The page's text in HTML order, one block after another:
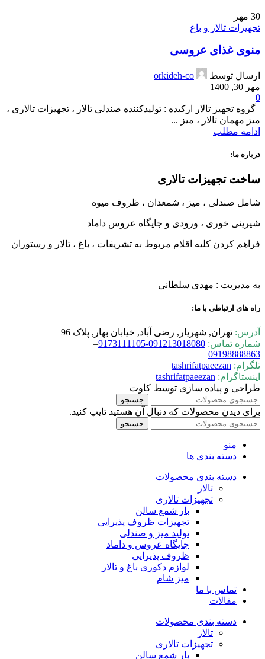
30 مهر
تجهیزات تالار و باغ
منوی غذای عروسی
ارسال توسط
orkideh-co
مهر 30, 1400
0
گروه تجهیز تالار ارکیده : تولیدکننده صندلی تالار ، تجهیزات تالاری ،
میز مهمان تالار ، میز ...
ادامه مطلب
درباره ما:
ساخت تجهیزات تالاری
شامل صندلی ، میز ، شمعدان ، ظروف میوه
شیرینی خوری ، ورودی و جایگاه عروس داماد
فراهم کردن کلیه اقلام مربوط به تشریفات ، باغ ، تالار و رستوران
به مدیریت : مهدی سلطانی
راه های ارتباطی با ما:
آدرس: تهران, شهریار, رضی آباد, خیابان بهار, پلاک 96
شماره تماس:
091213018080-9173111105
–
09198888863
تلگرام: tashrifatpaeezan
اینستاگرام: tashrifatpaeezan
طراحی و پیاده سازی توسط کاوت
جستجو
برای دیدن محصولات که دنبال آن هستید تایپ کنید.
جستجو
منو
دسته بندی ها
دسته بندی محصولات
تالار
تجهیزات تالاری
بار شمع سالن
تجهیزات ظروف پذیرایی
تولید میز و صندلی
جایگاه عروس و داماد
ظروف پذیرایی
لوازم دکوری باغ و تالار
میز شام
تماس با ما
مقالات
دسته بندی محصولات
تالار
تجهیزات تالاری
بار شمع سالن